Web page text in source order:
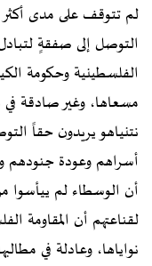
لم تتوقف على مدى
التوصل إلى صفقةٍ لتبادل
الفلسطينية وحكومة
مسعاها، وغير صادقة في
نتنياهو يريدون حقاً
أسراهم وعودة جنودهم
أن الوسطاء لم ييأسوا
لقناعتهم أن المقاومة
نواياها، وعادلة في